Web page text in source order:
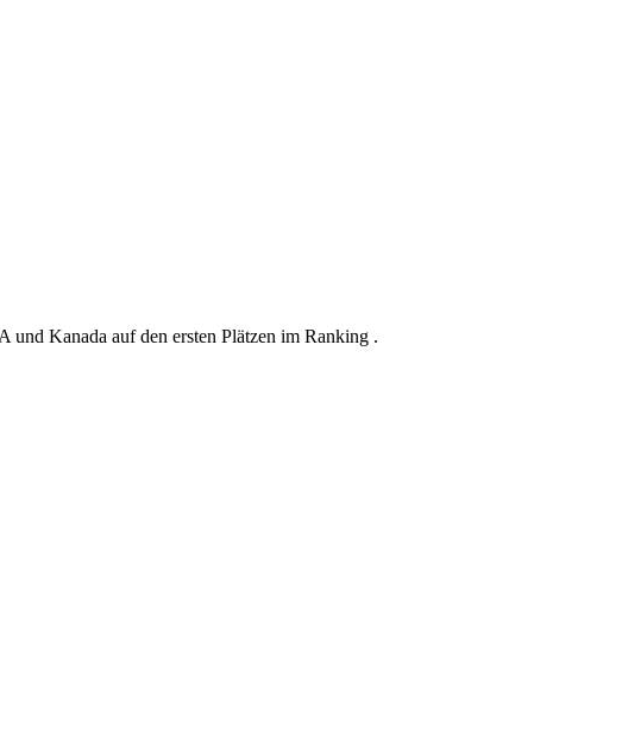
Kanada auf den ersten Plätzen im Ranking .